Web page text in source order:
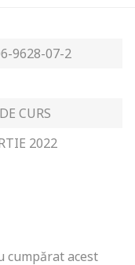
9628-07-2
CURS
2022
cumpărat acest